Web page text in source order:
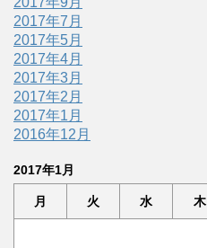
2017年7月
2017年5月
2017年4月
2017年3月
2017年2月
2017年1月
2016年12月
2017年1月
月 火 水 木